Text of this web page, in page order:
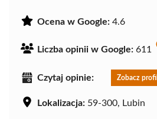
Ocena w Google: 4.6
Liczba opinii w Google: 611
Czytaj opinie: Zobacz profil
Lokalizacja: 59-300, Lubin